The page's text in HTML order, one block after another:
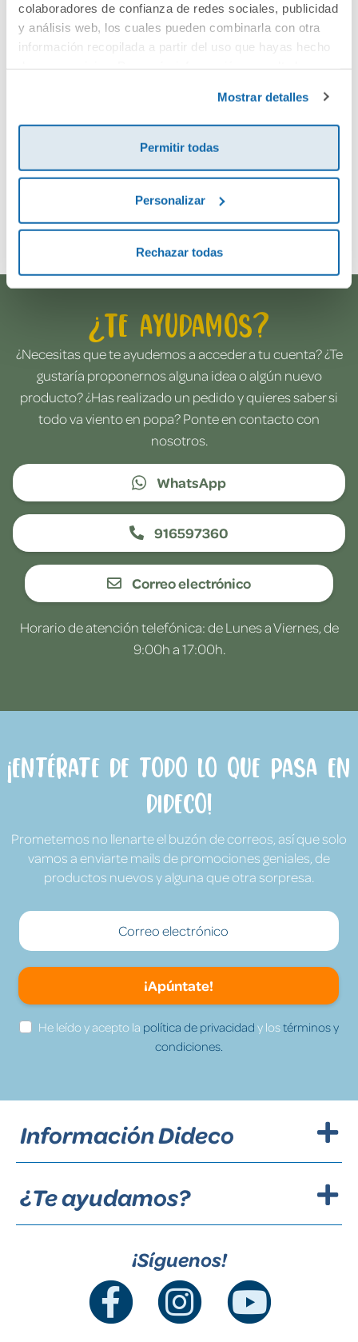
colaboradores de confianza de redes sociales, publicidad
y análisis web, los cuales pueden combinarla con otra
información recopilada a partir del uso que hayas hecho
Mostrar detalles
Permitir todas
Personalizar
Rechazar todas
Debes iniciar sesión para poder valorarlo
¿Te ayudamos?
¿Necesitas que te ayudemos a acceder a tu cuenta? ¿Te
gustaría proponernos alguna idea o algún nuevo
producto? ¿Has realizado un pedido y quieres saber si
todo va viento en popa? Ponte en contacto con
nosotros.
WhatsApp
916597360
Correo electrónico
Horario de atención telefónica: de Lunes a Viernes, de
9:00h a 17:00h.
¡Entérate de todo lo que pasa en
Dideco!
Prometemos no llenarte el buzón de correos, así que solo
vamos a enviarte mails de promociones geniales, de
productos nuevos y alguna que otra sorpresa.
¡Apúntate!
He leído y acepto la política de privacidad y lostérminos y
condiciones.
Información Dideco
¿Te ayudamos?
¡Síguenos!